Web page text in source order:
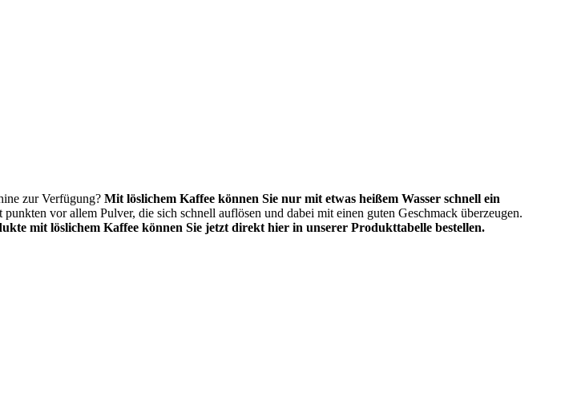
zur Verfügung? Mit löslichem Kaffee können Sie nur mit etwas heißem Wasser schnell ein
vor allem Pulver, die sich schnell auflösen und dabei mit einen guten Geschmack überzeugen.
mit löslichem Kaffee können Sie jetzt direkt hier in unserer Produkttabelle bestellen.